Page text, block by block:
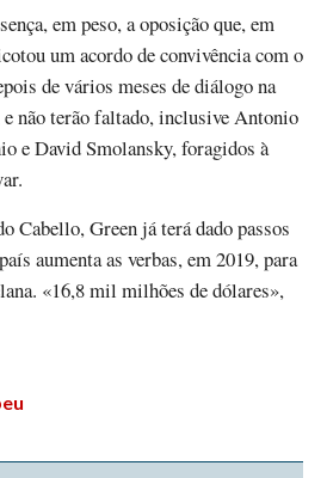
em peso, a oposição que, em
um acordo de convivência com o
de vários meses de diálogo na
não terão faltado, inclusive Antonio
e David Smolansky, foragidos à
Cabello, Green já terá dado passos
aumenta as verbas, em 2019, para
«16,8 mil milhões de dólares»,